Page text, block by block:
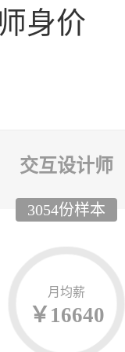
身价
交互设计师
3054份样本
月均薪
￥16640